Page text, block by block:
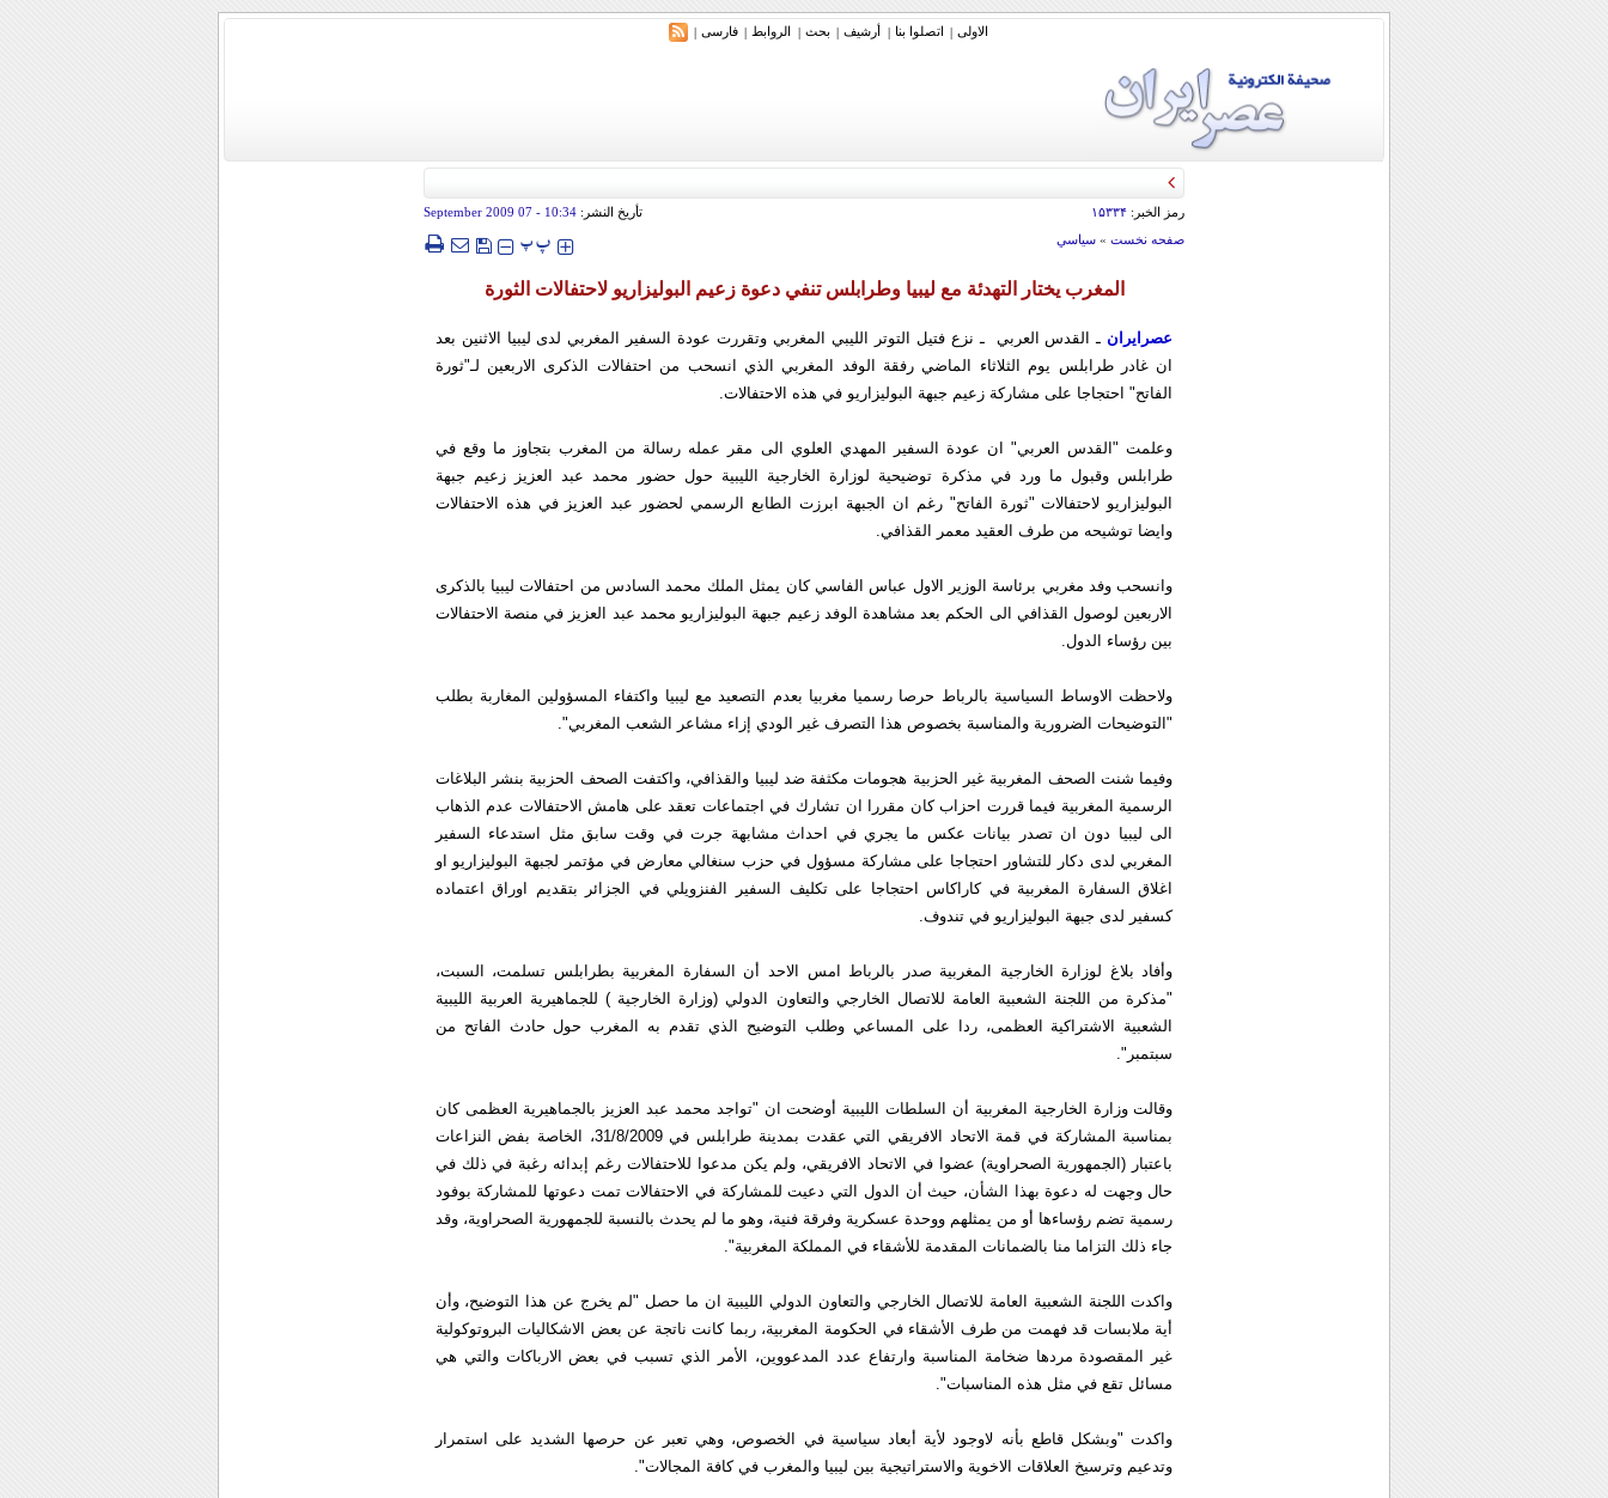
الاولی | اتصلوا بنا | أرشیف | بحث | الروابط | فارسی |
رمز الخبر: ۱۵۳۳۴ تأريخ النشر:10:34
- 07 September 2009
صفحه نخست» سياسي ‍‍‍ پپ
المغرب يختار التهدئة مع ليبيا وطرابلس تنفي دعوة زعيم البوليزاريو لاحتفالات الثورة
عصرایران ـ القدس العربي ـ نزع فتيل التوتر الليبي المغربي وتقررت عودة السفير المغربي لدى ليبيا الاثنين بعد
ان غادر طرابلس يوم الثلاثاء الماضي رفقة الوفد المغربي الذي انسحب من احتفالات الذكرى الاربعين لـ"ثورة
الفاتح" احتجاجا على مشاركة زعيم جبهة البوليزاريو في هذه الاحتفالات.
وعلمت "القدس العربي" ان عودة السفير المهدي العلوي الى مقر عمله رسالة من المغرب بتجاوز ما وقع في
طرابلس وقبول ما ورد في مذكرة توضيحية لوزارة الخارجية الليبية حول حضور محمد عبد العزيز زعيم جبهة
البوليزاريو لاحتفالات "ثورة الفاتح" رغم ان الجبهة ابرزت الطابع الرسمي لحضور عبد العزيز في هذه الاحتفالات
وايضا توشيحه من طرف العقيد معمر القذافي.
وانسحب وفد مغربي برئاسة الوزير الاول عباس الفاسي كان يمثل الملك محمد السادس من احتفالات ليبيا بالذكرى
الاربعين لوصول القذافي الى الحكم بعد مشاهدة الوفد زعيم جبهة البوليزاريو محمد عبد العزيز في منصة الاحتفالات
بين رؤساء الدول.
ولاحظت الاوساط السياسية بالرباط حرصا رسميا مغربيا بعدم التصعيد مع ليبيا واكتفاء المسؤولين المغاربة بطلب
"التوضيحات الضرورية والمناسبة بخصوص هذا التصرف غير الودي إزاء مشاعر الشعب المغربي".
وفيما شنت الصحف المغربية غير الحزبية هجومات مكثفة ضد ليبيا والقذافي، واكتفت الصحف الحزبية بنشر البلاغات
الرسمية المغربية فيما قررت احزاب كان مقررا ان تشارك في اجتماعات تعقد على هامش الاحتفالات عدم الذهاب
الى ليبيا دون ان تصدر بيانات عكس ما يجري في احداث مشابهة جرت في وقت سابق مثل استدعاء السفير
المغربي لدى دكار للتشاور احتجاجا على مشاركة مسؤول في حزب سنغالي معارض في مؤتمر لجبهة البوليزاريو او
اغلاق السفارة المغربية في كاراكاس احتجاجا على تكليف السفير الفنزويلي في الجزائر بتقديم اوراق اعتماده
كسفير لدى جبهة البوليزاريو في تندوف.
وأفاد بلاغ لوزارة الخارجية المغربية صدر بالرباط امس الاحد أن السفارة المغربية بطرابلس تسلمت، السبت،
"مذكرة من اللجنة الشعبية العامة للاتصال الخارجي والتعاون الدولي (وزارة الخارجية ) للجماهيرية العربية الليبية
الشعبية الاشتراكية العظمى، ردا على المساعي وطلب التوضيح الذي تقدم به المغرب حول حادث الفاتح من
سبتمبر".
وقالت وزارة الخارجية المغربية أن السلطات الليبية أوضحت ان "تواجد محمد عبد العزيز بالجماهيرية العظمى كان
بمناسبة المشاركة في قمة الاتحاد الافريقي التي عقدت بمدينة طرابلس في 31/8/2009، الخاصة بفض النزاعات
باعتبار (الجمهورية الصحراوية) عضوا في الاتحاد الافريقي، ولم يكن مدعوا للاحتفالات رغم إبدائه رغبة في ذلك في
حال وجهت له دعوة بهذا الشأن، حيث أن الدول التي دعيت للمشاركة في الاحتفالات تمت دعوتها للمشاركة بوفود
رسمية تضم رؤساءها أو من يمثلهم ووحدة عسكرية وفرقة فنية، وهو ما لم يحدث بالنسبة للجمهورية الصحراوية، وقد
جاء ذلك التزاما منا بالضمانات المقدمة للأشقاء في المملكة المغربية".
واكدت اللجنة الشعبية العامة للاتصال الخارجي والتعاون الدولي الليبية ان ما حصل "لم يخرج عن هذا التوضيح، وأن
أية ملابسات قد فهمت من طرف الأشقاء في الحكومة المغربية، ربما كانت ناتجة عن بعض الاشكاليات البروتوكولية
غير المقصودة مردها ضخامة المناسبة وارتفاع عدد المدعووين، الأمر الذي تسبب في بعض الارباكات والتي هي
مسائل تقع في مثل هذه المناسبات".
واكدت "وبشكل قاطع بأنه لاوجود لأية أبعاد سياسية في الخصوص، وهي تعبر عن حرصها الشديد على استمرار
وتدعيم وترسيخ العلاقات الاخوية والاستراتيجية بين ليبيا والمغرب في كافة المجالات".